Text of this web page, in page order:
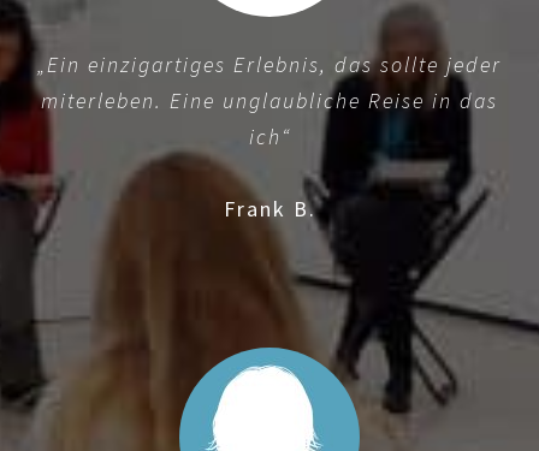
„Ein einzigartiges Erlebnis, das sollte jeder
miterleben. Eine unglaubliche Reise in das
ich“
Frank B.